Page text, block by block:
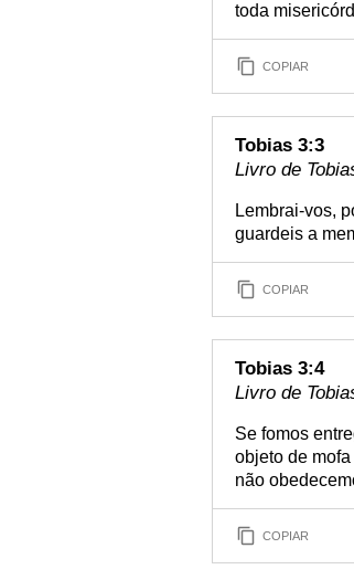
toda
COPIAR
Tobias 3:3
Livro de
Lembrai-vos,
guardeis a
COPIAR
Tobias 3:4
Livro de
Se fomos
objeto de
não
COPIAR